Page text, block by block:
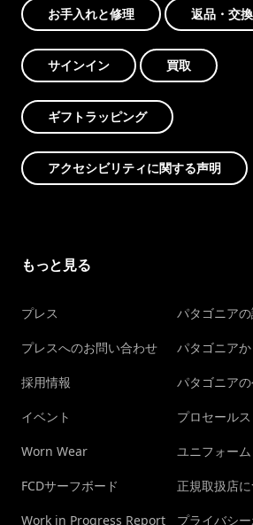
お手入れと修理 返品・交換
サインイン 買取
ギフトラッピング
アクセシビリティに関する声明
もっと見る
プレス
プレスへのお問い合わせ
採用情報
イベント
Worn Wear
FCDサーフボード
Work in Progress Report
パタゴニア
パタゴニア
パタゴニア
プロセール
ユニフォー
正規取扱店
プライバシ